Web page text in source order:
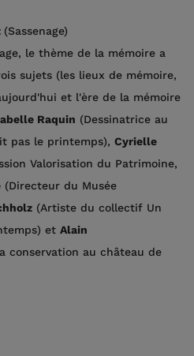
(Sassenage)
le thème de la mémoire a
sujets (les lieux de mémoire,
et l'ère de la mémoire
Raquin (Dessinatrice au
pas le printemps), Cyrielle
Valorisation du Patrimoine,
(Directeur du Musée
(Artiste du collectif Un
et Alain
conservation au château de